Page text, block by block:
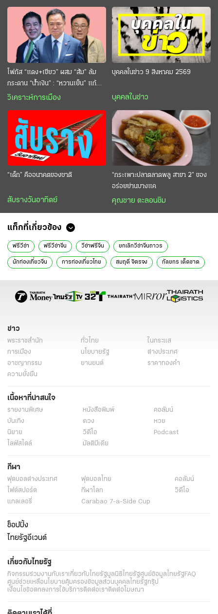
โฟกัส “แดง+เขียว” ผสม “ส้ม” ล้ม
กระดาน “นํ้าเงิน” : “หวานเย็น” แก้
กระหาย “อนุทิน” ดักตีกินสบาย
วิเคราะห์การเมือง
บุคคลในข่าว 9 สิงหาคม 2569
บุคคลในข่าว
“เด็ก” คืออนาคตของชาติ
สับรางวันอาทิตย์
“กระเพาะปลาตลาดพลู สาขา 2” ของ
อร่อยย่านบางแค
คุณชาย ตะลอนชิม
แท็กที่เกี่ยวข้อง
ฟรีวีซ่า ฟรีวีซ่าจีน วีซ่าฟรีจีน ยกเลิกวีซ่าจีนถาวร
นักท่องเที่ยวจีน การท่องเที่ยวไทย สมฤดี จิตรจง กัลยกร เด็ดขาด
ข่าว
พระราชสำนัก ทั่วไทย
ในกระแส
การเมือง
นโยบายรัฐ
ต่างประเทศ
อาชญากรรม
ยานยนต์
ราคาทองคำ
ความยั่งยืน
เนื้อหาที่น่าสนใจ
รายงานพิเศษ หนังสือพิมพ์
คอลัมน์
บันเทิง
ดวง
หวย
นิยาย
วิดีโอ
Podcast
ไลฟ์สไตล์
มัลติมีเดีย
กีฬา
ฟุตบอลต่่างประเทศ ฟุตบอลไทย
คอลัมน์
ไฟต์สปอร์ต
กีฬาโลก
วิดีโอ
แกลเลอรี่
Carabao 7-a-Side Cup
ช็อปปิ้ง
ไทยรัฐอีเวนต์
เกี่ยวกับไทยรัฐ
กิจกรรมร่วมงานกับเราเกี่ยวกับไทยรัฐมูลนิธิไทยรัฐศูนย์ข้อมูลไทยรัฐFAQ
ศูนย์ช่วยเหลือนโยบายคุ้มครองข้อมูลส่วนบุคคลไทยรัฐกรุ๊ป
เงื่อนไขข้อตกลงการใช้บริการติดต่อเราติดต่อโฆษณา